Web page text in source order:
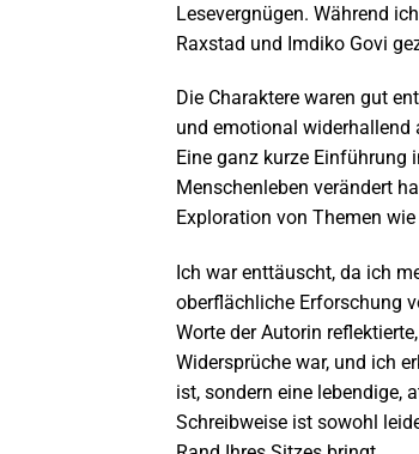
Lesevergnügen. Während
Raxstad und Imdiko Govi
Die Charaktere waren gut
und emotional widerhallend
Eine ganz kurze Einführung
Menschenleben verändert
Exploration von Themen
Ich war enttäuscht, da ich
oberflächliche Erforschung
Worte der Autorin
Widersprüche war, und ich
ist, sondern eine lebendige,
Schreibweise ist sowohl